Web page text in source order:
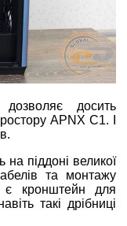
дозволяє досить
APNX C1. І
на піддоні великої
та монтажу
є кронштейн для
такі дрібниці